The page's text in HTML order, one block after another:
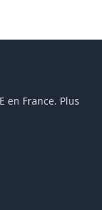
en France. Plus